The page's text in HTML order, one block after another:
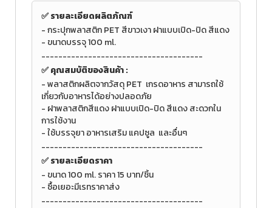
✅ รายละเอียดผลิตภัณฑ์
- กระปุกพลาสติก PET สีขาวเงา ฝาแบบเปิด-ปิด สีแดง
- ขนาดบรรจุ 100 ml.
--------------------------------------
✅คุณสมบัติของสินค้า :
-พลาสติกผลิตจากวัสดุ PET เกรดอาหาร สามารถใช้
เกี่ยวกับอาหารได้อย่างปลอดภัย
- ฝาพลาสติกสีแดงฝาแบบเปิด-ปิด สีแดง สะดวกใน
การใช้งาน
-ใช้บรรจุยา อาหารเสริม แคปซูล และอื่นๆ
--------------------------------------
✅ รายละเอียดราคา
- ขนาด100 ml.ราคา 15 บาท/ชิ้น
- ซื้อเยอะมีเรทราคาส่ง
--------------------------------------